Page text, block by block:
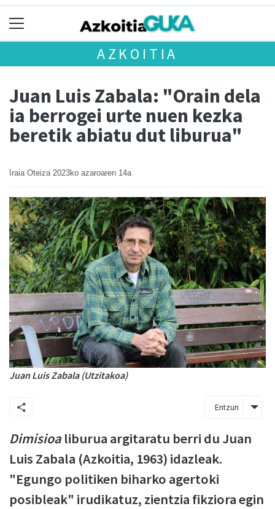
AZKOITIA
Juan Luis Zabala: "Orain dela
ia berrogei urte nuen kezka
beretik abiatu dut liburua"
Iraia Oteiza 2023ko azaroaren 14a
Juan Luis Zabala (Utzitakoa)
Entzun
Dimisioa liburua argitaratu berri du Juan
Luis Zabala (Azkoitia, 1963) idazleak.
"Egungo politiken biharko agertoki
posibleak" irudikatuz, zientzia fikziora egin